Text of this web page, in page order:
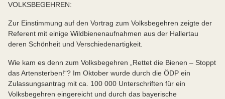
VOLKSBEGEHREN:
Zur Einstimmung auf den Vortrag zum Volksbegehren zeigte der
Referent mit einige Wildbienenaufnahmen aus der Hallertau
deren Schönheit und Verschiedenartigkeit.
Wie kam es denn zum Volksbegehren „Rettet die Bienen – Stoppt
das Artensterben!“? Im Oktober wurde durch die ÖDP ein
Zulassungsantrag mit ca. 100 000 Unterschriften für ein
Volksbegehren eingereicht und durch das bayerische